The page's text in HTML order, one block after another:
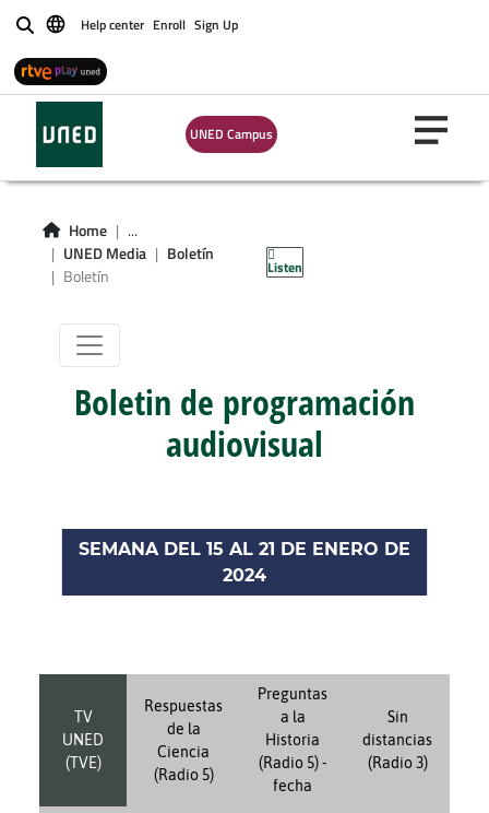
BuscarHelp center Enroll Sign Up
UNED Campus
Home
...
UNED Media
Boletín
Boletín
ListenBoletín
Boletin de programación
audiovisual
SEMANA DEL 15 AL 21 DE ENERO DE
2024
TV
UNED
(TVE)
Respuestas
de la
Ciencia
(Radio 5)
Preguntas
a la
Historia
(Radio 5) -
fecha
Sin
distancias
(Radio 3)